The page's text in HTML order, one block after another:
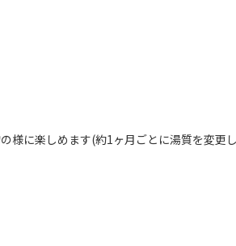
に楽しめます(約1ヶ月ごとに湯質を変更し